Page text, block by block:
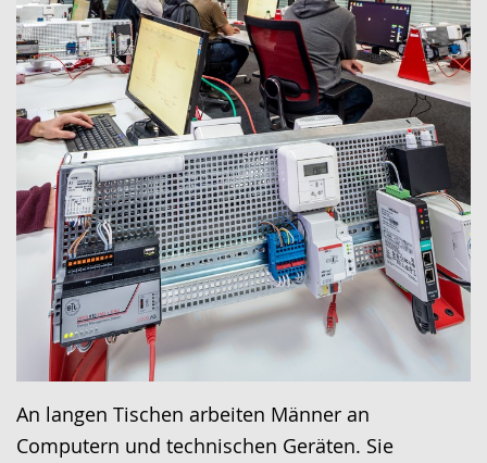
An langen Tischen arbeiten Männer an
Computern und technischen Geräten. Sie